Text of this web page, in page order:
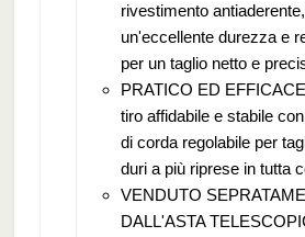
rivestimento
un'eccellente durezza e
per un taglio netto e
PRATICO ED
tiro affidabile e stabile
di corda regolabile per
duri a più riprese in tutta
VENDUTO
DALL'ASTA